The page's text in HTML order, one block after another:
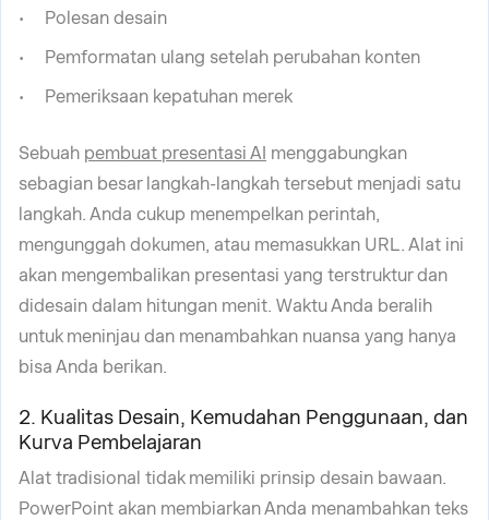
Polesan desain
Pemformatan ulang setelah perubahan konten
Pemeriksaan kepatuhan merek
Sebuah pembuat presentasi AI menggabungkan
sebagian besar langkah-langkah tersebut menjadi satu
langkah. Anda cukup menempelkan perintah,
mengunggah dokumen, atau memasukkan URL. Alat ini
akan mengembalikan presentasi yang terstruktur dan
didesain dalam hitungan menit. Waktu Anda beralih
untuk meninjau dan menambahkan nuansa yang hanya
bisa Anda berikan.
2. Kualitas Desain, Kemudahan Penggunaan, dan
Kurva Pembelajaran
Alat tradisional tidak memiliki prinsip desain bawaan.
PowerPoint akan membiarkan Anda menambahkan teks